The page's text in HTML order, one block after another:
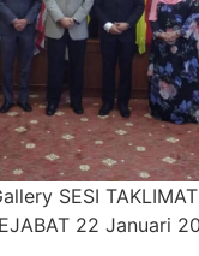
SESI
22 Januari